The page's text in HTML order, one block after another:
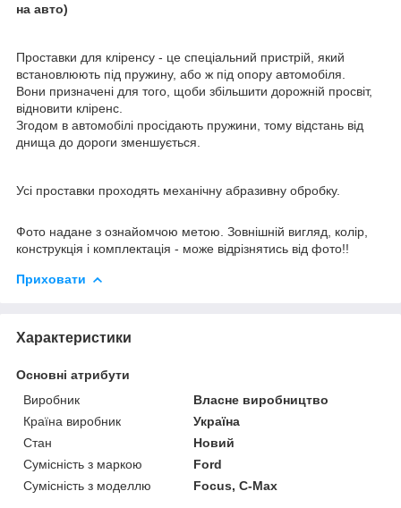
на авто)
Проставки для кліренсу - це спеціальний пристрій, який
встановлюють під пружину, або ж під опору автомобіля.
Вони призначені для того, щоби збільшити дорожній просвіт,
відновити кліренс.
Згодом в автомобілі просідають пружини, тому відстань від
днища до дороги зменшується.
Усі проставки проходять механічну абразивну обробку.
Фото надане з ознайомчою метою. Зовнішній вигляд, колір,
конструкція і комплектація - може відрізнятись від фото!!
Приховати
Характеристики
Основні атрибути
Виробник
Власне виробництво
Країна виробник
Україна
Стан
Новий
Сумісність з маркою
Ford
Сумісність з моделлю
Focus, C-Max